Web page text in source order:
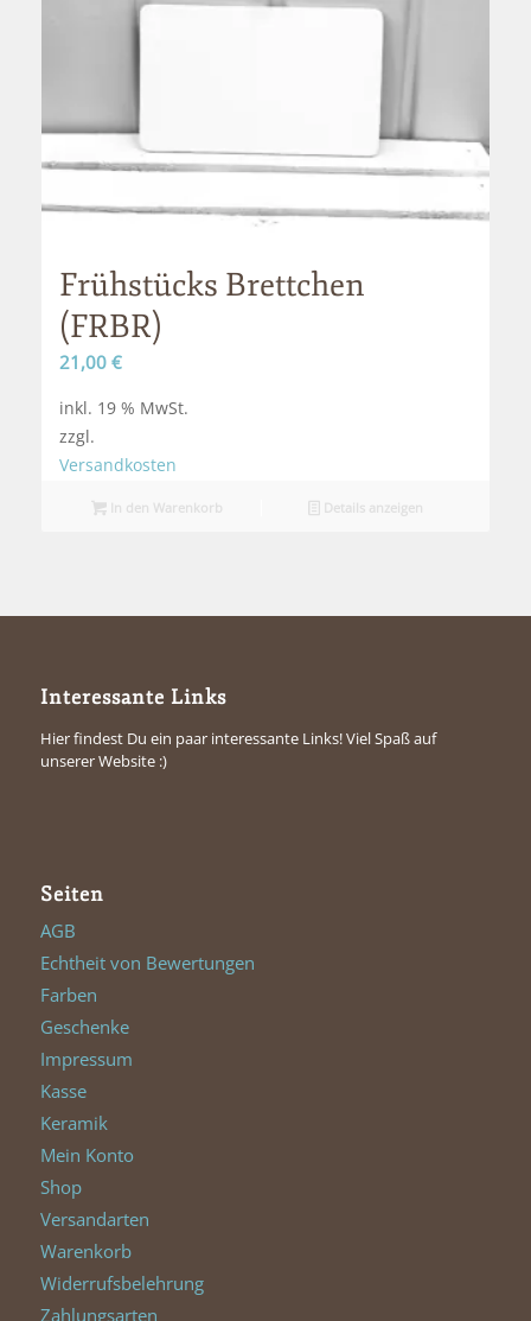
Frühstücks Brettchen
(FRBR)
21,00 €
inkl. 19 % MwSt.
zzgl.
Versandkosten
In den Warenkorb Details anzeigen
Interessante Links
Hier findest Du ein paar interessante Links! Viel Spaß auf
unserer Website :)
Seiten
AGB
Echtheit von Bewertungen
Farben
Geschenke
Impressum
Kasse
Keramik
Mein Konto
Shop
Versandarten
Warenkorb
Widerrufsbelehrung
Zahlungsarten